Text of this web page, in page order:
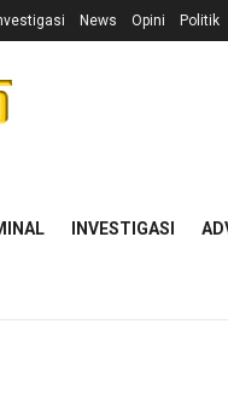
News Opini Politik
INVESTIGASI